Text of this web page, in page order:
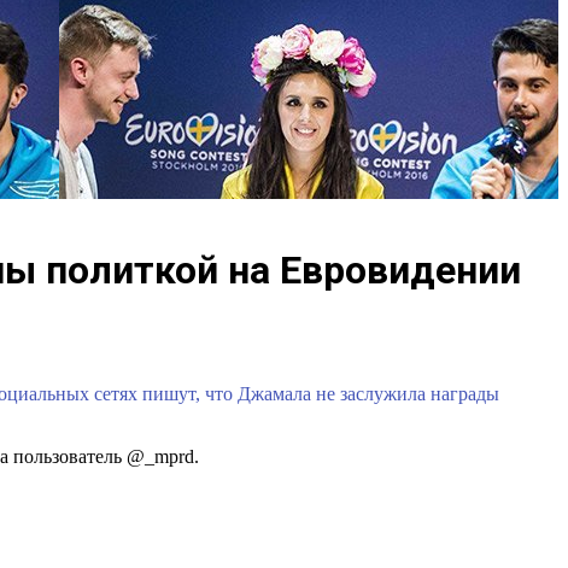
политкой на Евровидении
сетях пишут, что Джамала не заслужила награды
@_mprd.